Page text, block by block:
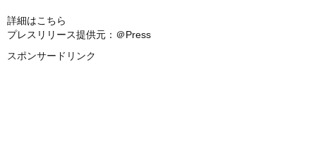
詳細はこちら
プレスリリース提供元：＠Press
スポンサードリンク